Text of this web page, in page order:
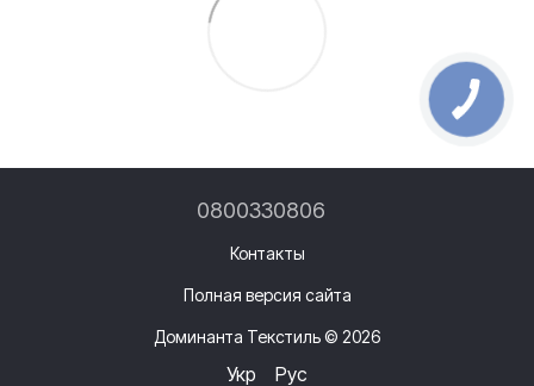
0800330806
Контакты
Полная версия сайта
Доминанта Текстиль © 2026
Укр Рус